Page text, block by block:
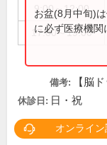
9:00～12:00
17:00～19:00
お盆(8月中旬)
に必ず医療機関
備考: 【脳
休診日: 日・祝
オンライン